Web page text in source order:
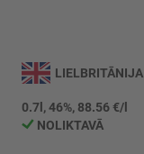
uz
galerijas
sākumu
LIELBRITĀNIJA
0.7l, 46%, 88.56 €/l
NOLIKTAVĀ